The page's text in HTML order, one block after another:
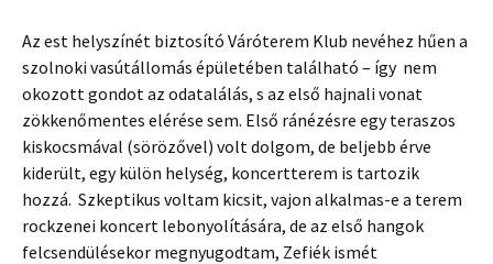
Az est helyszínét biztosító Váróterem Klub nevéhez hűen a
szolnoki vasútállomás épületében található – így nem
okozott gondot az odatalálás, s az első hajnali vonat
zökkenőmentes elérése sem. Első ránézésre egy teraszos
kiskocsmával (sörözővel) volt dolgom, de beljebb érve
kiderült, egy külön helység, koncertterem is tartozik
hozzá. Szkeptikus voltam kicsit, vajon alkalmas-e a terem
rockzenei koncert lebonyolítására, de az első hangok
felcsendülésekor megnyugodtam, Zefiék ismét